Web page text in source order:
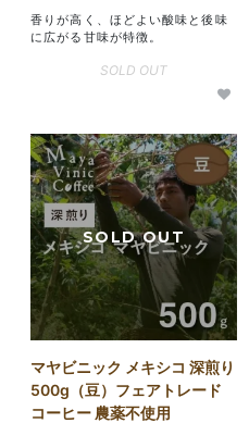
香りが高く、ほどよい酸味と後味
に広がる甘味が特徴。
SOLD OUT
マヤビニック メキシコ 深煎り
500g（豆）フェアトレード
コーヒー 農薬不使用